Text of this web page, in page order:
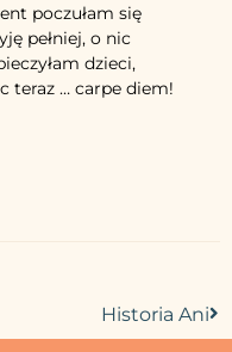
poczułam się
pełniej, o nic
dzieci,
teraz … carpe diem!
Historia Ani